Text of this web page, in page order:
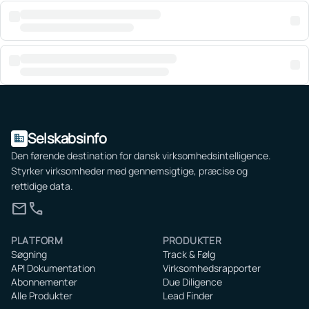
domain Selskabsinfo
Den førende destination for dansk virksomhedsintelligence.
Styrker virksomheder med gennemsigtige, præcise og
rettidige data.
mailcall
PLATFORM
Søgning
API Dokumentation
Abonnementer
Alle Produkter
PRODUKTER
Track & Følg
Virksomhedsrapporter
Due Diligence
Lead Finder